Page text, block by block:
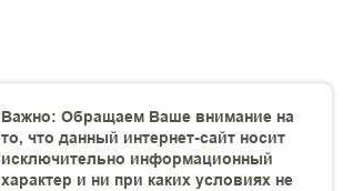
Важно: Обращаем Ваше внимание на
то, что данный интернет-сайт носит
исключительно информационный
характер и ни при каких условиях не